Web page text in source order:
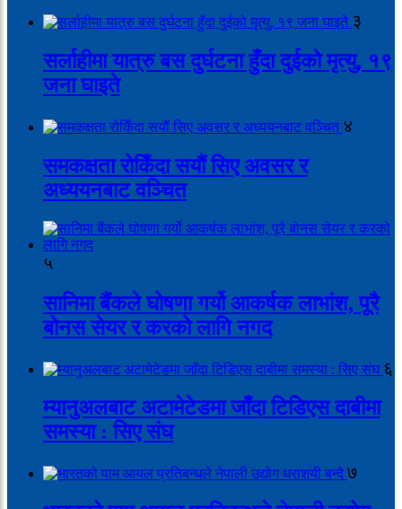
३
सर्लाहीमा यात्रु बस दुर्घटना हुँदा दुईको मृत्यु, १९
जना घाइते
४
समकक्षता रोकिँदा सयौं सिए अवसर र
अध्ययनबाट वञ्चित
५
सानिमा बैंकले घोषणा गर्यो आकर्षक लाभांश, पूरै
बोनस सेयर र करको लागि नगद
६
म्यानुअलबाट अटामेटेडमा जाँदा टिडिएस दाबीमा
समस्या : सिए संघ
७